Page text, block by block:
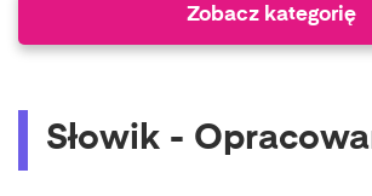
Zobacz kategorię
Słowik -